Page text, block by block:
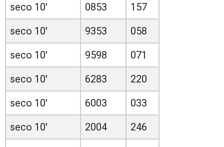
seco 10'
0853
157
seco 10'
9353
058
seco 10'
9598
071
seco 10'
6283
220
seco 10'
6003
033
seco 10'
2004
246